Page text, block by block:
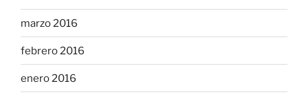
marzo 2016
febrero 2016
enero 2016